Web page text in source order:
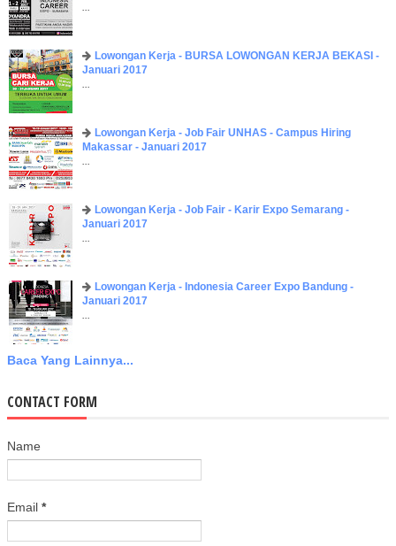
Lowongan Kerja - BURSA LOWONGAN KERJA BEKASI -
Januari 2017
Lowongan Kerja - Job Fair UNHAS - Campus Hiring
Makassar - Januari 2017
Lowongan Kerja - Job Fair - Karir Expo Semarang -
Januari 2017
Lowongan Kerja - Indonesia Career Expo Bandung -
Januari 2017
Baca Yang Lainnya...
CONTACT FORM
Name
Email *